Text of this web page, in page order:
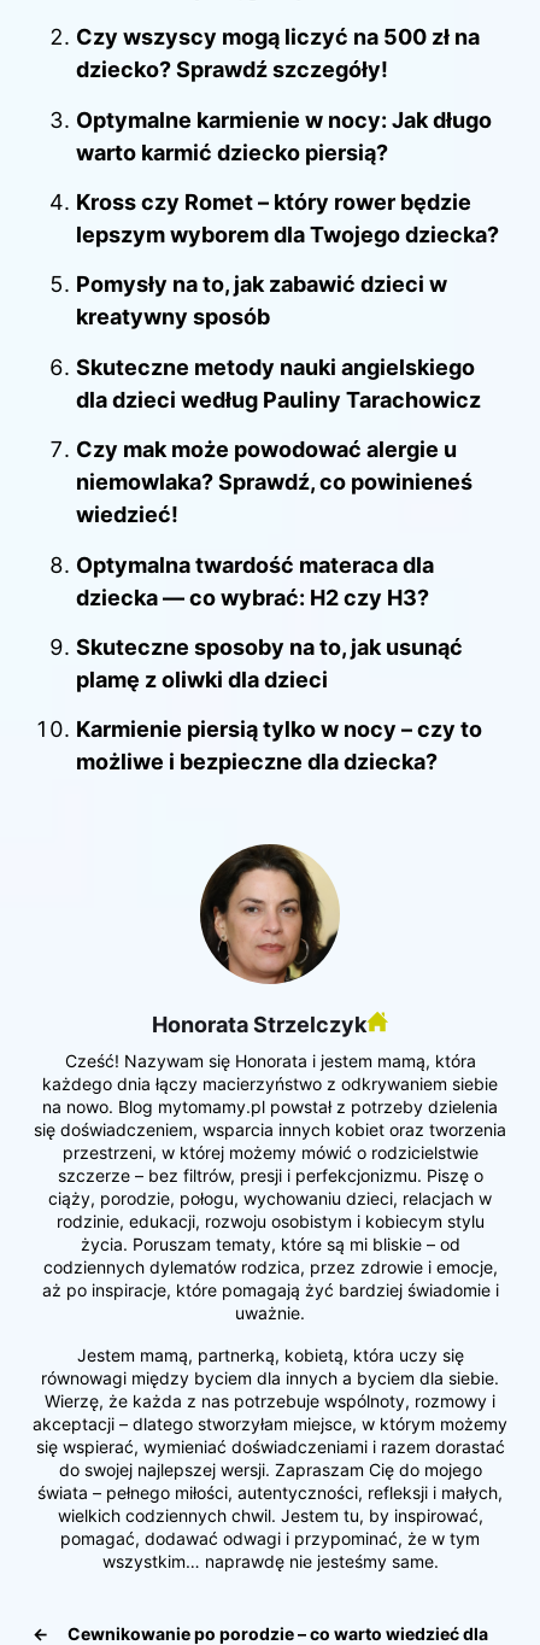
Czy wszyscy mogą liczyć na 500 zł na
dziecko? Sprawdź szczegóły!
Optymalne karmienie w nocy: Jak długo
warto karmić dziecko piersią?
Kross czy Romet – który rower będzie
lepszym wyborem dla Twojego dziecka?
Pomysły na to, jak zabawić dzieci w
kreatywny sposób
Skuteczne metody nauki angielskiego
dla dzieci według Pauliny Tarachowicz
Czy mak może powodować alergie u
niemowlaka? Sprawdź, co powinieneś
wiedzieć!
Optymalna twardość materaca dla
dziecka — co wybrać: H2 czy H3?
Skuteczne sposoby na to, jak usunąć
plamę z oliwki dla dzieci
Karmienie piersią tylko w nocy – czy to
możliwe i bezpieczne dla dziecka?
Honorata Strzelczyk
Cześć! Nazywam się Honorata i jestem mamą, która
każdego dnia łączy macierzyństwo z odkrywaniem siebie
na nowo. Blog mytomamy.pl powstał z potrzeby dzielenia
się doświadczeniem, wsparcia innych kobiet oraz tworzenia
przestrzeni, w której możemy mówić o rodzicielstwie
szczerze – bez filtrów, presji i perfekcjonizmu. Piszę o
ciąży, porodzie, połogu, wychowaniu dzieci, relacjach w
rodzinie, edukacji, rozwoju osobistym i kobiecym stylu
życia. Poruszam tematy, które są mi bliskie – od
codziennych dylematów rodzica, przez zdrowie i emocje,
aż po inspiracje, które pomagają żyć bardziej świadomie i
uważnie.
Jestem mamą, partnerką, kobietą, która uczy się
równowagi między byciem dla innych a byciem dla siebie.
Wierzę, że każda z nas potrzebuje wspólnoty, rozmowy i
akceptacji – dlatego stworzyłam miejsce, w którym możemy
się wspierać, wymieniać doświadczeniami i razem dorastać
do swojej najlepszej wersji. Zapraszam Cię do mojego
świata – pełnego miłości, autentyczności, refleksji i małych,
wielkich codziennych chwil. Jestem tu, by inspirować,
pomagać, dodawać odwagi i przypominać, że w tym
wszystkim… naprawdę nie jesteśmy same.
←
Cewnikowanie po porodzie – co warto wiedzieć dla